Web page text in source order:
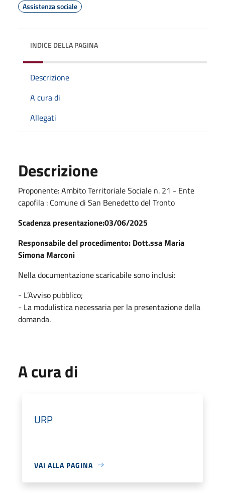
Assistenza sociale
INDICE DELLA PAGINA
Descrizione
A cura di
Allegati
Descrizione
Proponente: Ambito Territoriale Sociale n. 21 - Ente
capofila : Comune di San Benedetto del Tronto
Scadenza presentazione:03/06/2025
Responsabile del procedimento: Dott.ssa Maria
Simona Marconi
Nella documentazione scaricabile sono inclusi:
- L’Avviso pubblico;
- La modulistica necessaria per la presentazione della
domanda.
A cura di
URP
VAI ALLA PAGINA